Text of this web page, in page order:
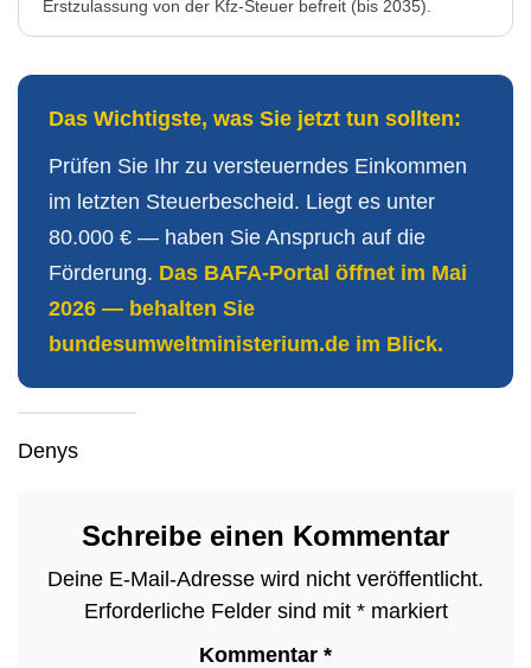
Erstzulassung von der Kfz-Steuer befreit (bis 2035).
Das Wichtigste, was Sie jetzt tun sollten:
Prüfen Sie Ihr zu versteuerndes Einkommen
im letzten Steuerbescheid. Liegt es unter
80.000 € — haben Sie Anspruch auf die
Förderung. Das BAFA-Portal öffnet im Mai
2026 — behalten Sie
bundesumweltministerium.de im Blick.
Denys
Schreibe einen Kommentar
Deine E-Mail-Adresse wird nicht veröffentlicht.
Erforderliche Felder sind mit *markiert
Kommentar *